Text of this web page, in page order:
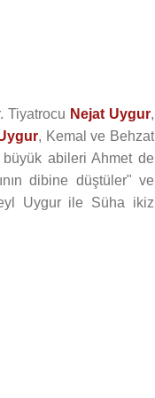
Tiyatrocu Nejat Uygur,
, Kemal ve Behzat
abileri Ahmet de
dibine düştüler" ve
Uygur ile Süha ikiz